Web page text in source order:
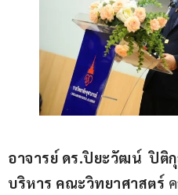
อาจารย์ ดร.ปิยะวัฒน์  ปิติ
บริหาร คณะวิทยาศาสตร์